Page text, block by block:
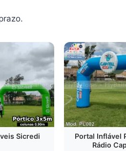
Sicredi
Portal Inflável
Rádio